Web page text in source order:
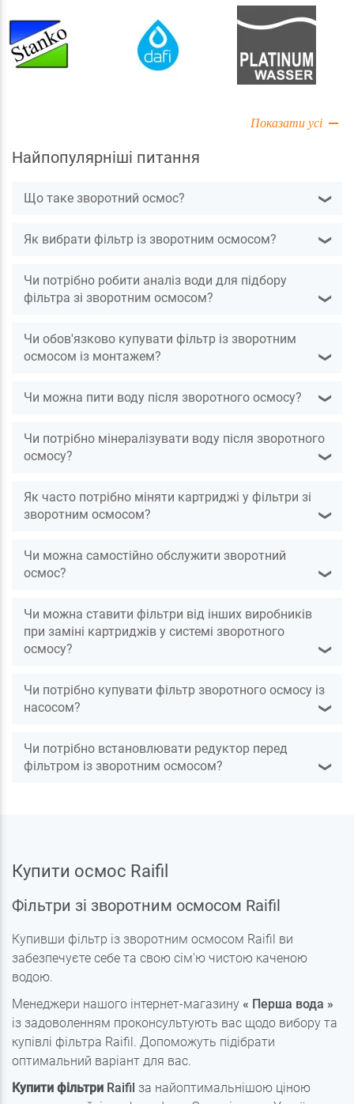
Показати усі
Найпопулярніші питання
Що таке зворотний осмос? ❯
Як вибрати фільтр із зворотним осмосом? ❯
Чи потрібно робити аналіз води для підбору
фільтра зі зворотним осмосом?
❯
Чи обов'язково купувати фільтр із зворотним
осмосом із монтажем?
❯
Чи можна пити воду після зворотного осмосу? ❯
Чи потрібно мінералізувати воду після зворотного
осмосу?
❯
Як часто потрібно міняти картриджі у фільтри зі
зворотним осмосом?
❯
Чи можна самостійно обслужити зворотний
осмос?
❯
Чи можна ставити фільтри від інших виробників
при заміні картриджів у системі зворотного
осмосу?
❯
Чи потрібно купувати фільтр зворотного осмосу із
насосом?
❯
Чи потрібно встановлювати редуктор перед
фільтром із зворотним осмосом?
❯
Купити осмос Raifil
Фільтри зі зворотним осмосом Raifil
Купивши фільтр із зворотним осмосом Raifil ви
забезпечуєте себе та свою сім'ю чистою каченою
водою.
Менеджери нашого інтернет-магазину « Перша вода »
із задоволенням проконсультують вас щодо вибору та
купівлі фільтра Raifil. Допоможуть підібрати
оптимальний варіант для вас.
Купити фільтри Raifil за найоптимальнішою ціною